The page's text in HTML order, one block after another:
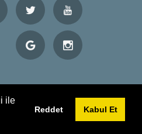
ile
Reddet Kabul Et